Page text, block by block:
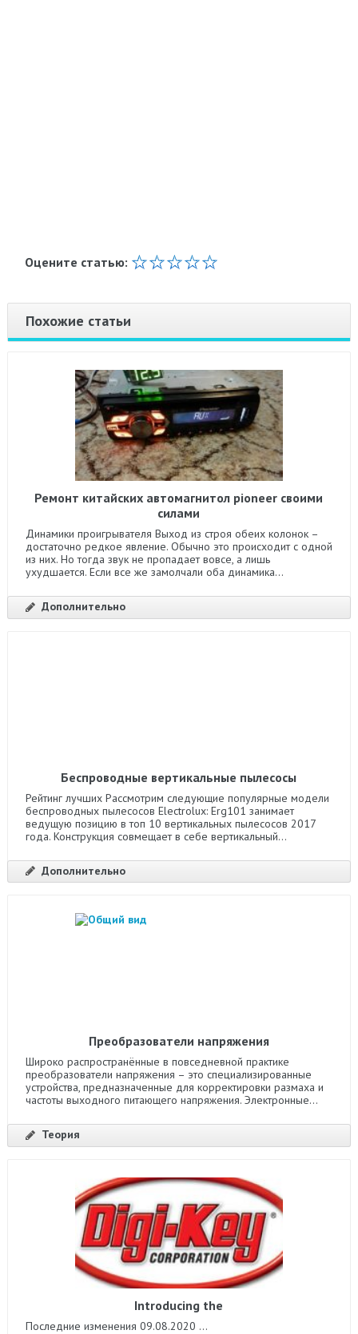
Оцените статью:
Похожие статьи
Ремонт китайских автомагнитол pioneer своими
силами
Динамики проигрывателя Выход из строя обеих колонок –
достаточно редкое явление. Обычно это происходит с одной
из них. Но тогда звук не пропадает вовсе, а лишь
ухудшается. Если все же замолчали оба динамика...
Дополнительно
Беспроводные вертикальные пылесосы
Рейтинг лучших Рассмотрим следующие популярные модели
беспроводных пылесосов Electrolux: Erg101 занимает
ведущую позицию в топ 10 вертикальных пылесосов 2017
года. Конструкция совмещает в себе вертикальный...
Дополнительно
Преобразователи напряжения
Широко распространённые в повседневной практике
преобразователи напряжения – это специализированные
устройства, предназначенные для корректировки размаха и
частоты выходного питающего напряжения. Электронные...
Теория
Introducing the
Последние изменения 09.08.2020 ...